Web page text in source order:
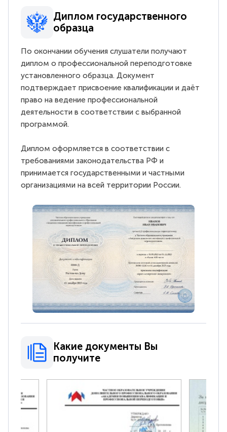
Диплом государственного
образца
По окончании обучения слушатели получают
диплом о профессиональной переподготовке
установленного образца. Документ
подтверждает присвоение квалификации и даёт
право на ведение профессиональной
деятельности в соответствии с выбранной
программой.
Диплом оформляется в соответствии с
требованиями законодательства РФ и
принимается государственными и частными
организациями на всей территории России.
Какие документы Вы
получите